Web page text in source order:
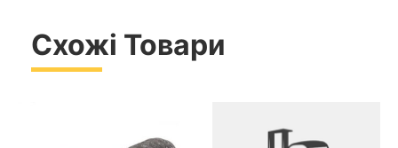
Схожі Товари